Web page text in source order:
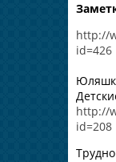
http://
id=426
http://
id=208